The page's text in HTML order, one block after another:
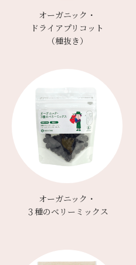
オーガニック・
ドライアプリコット
（種抜き）
オーガニック・
３種のベリーミックス